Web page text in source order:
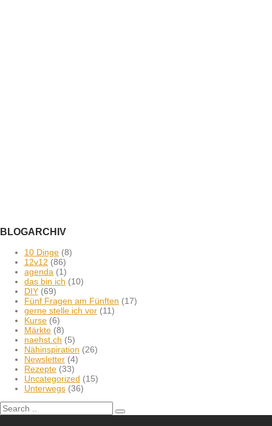
BLOGARCHIV
10 Dinge (8)
12v12 (86)
agenda (1)
das bin ich (10)
DIY (69)
Fünf Fragen am Fünften (17)
gerne stelle ich vor (11)
Kurse (6)
Märkte (8)
naehst.ch (5)
Nähinspiration (26)
Newsletter (4)
Rezepte (33)
Uncategorized (15)
Unterwegs (36)